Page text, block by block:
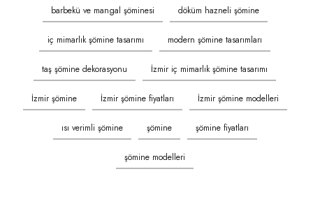
barbekü ve mangal şöminesi döküm hazneli şömine
iç mimarlık şömine tasarımı modern şömine tasarımları
taş şömine dekorasyonu İzmir iç mimarlık şömine tasarımı
İzmir şömine İzmir şömine fiyatları İzmir şömine modelleri
ısı verimli şömine şömine şömine fiyatları
şömine modelleri